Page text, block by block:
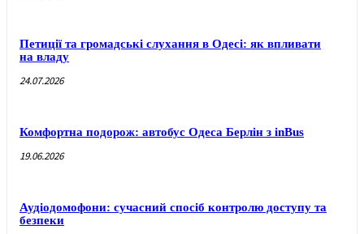
Петиції та громадські слухання в Одесі: як впливати
на владу
24.07.2026
Комфортна подорож: автобус Одеса Берлін з inBus
19.06.2026
Аудіодомофони: сучасний спосіб контролю доступу та
безпеки